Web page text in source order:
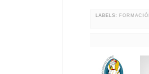
LABELS: